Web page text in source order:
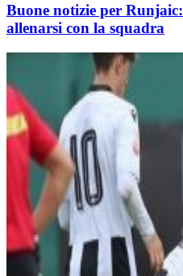
Buone notizie per
allenarsi con la squadra